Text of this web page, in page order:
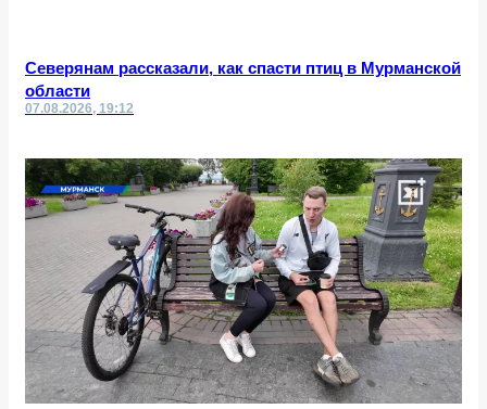
Северянам рассказали, как спасти птиц в Мурманской
области
07.08.2026, 19:12